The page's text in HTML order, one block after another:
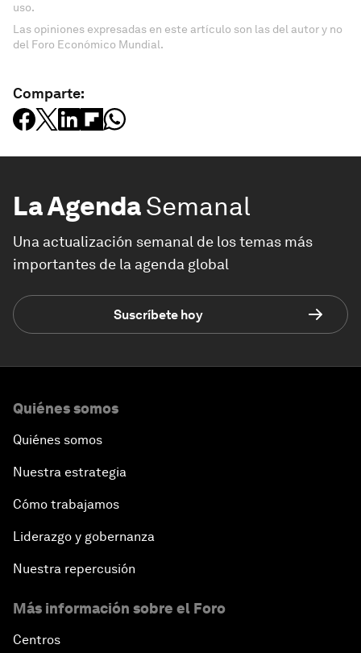
uso.
Las opiniones expresadas en este artículo son las del autor y no
del Foro Económico Mundial.
Comparte:
La AgendaSemanal
Una actualización semanal de los temas más
importantes de la agenda global
Suscríbete hoy
Quiénes somos
Quiénes somos
Nuestra estrategia
Cómo trabajamos
Liderazgo y gobernanza
Nuestra repercusión
Más información sobre el Foro
Centros